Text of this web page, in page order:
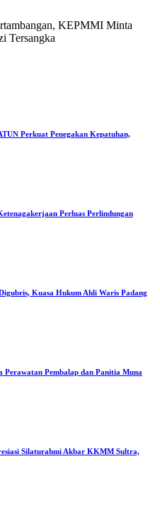
KEPMMI Minta
Tersangka
Perkuat Penegakan Kepatuhan,
Perluas Perlindungan
Kuasa Hukum Ahli Waris Padang
Perawatan Pembalap dan Panitia Muna
Silaturahmi Akbar KKMM Sultra,